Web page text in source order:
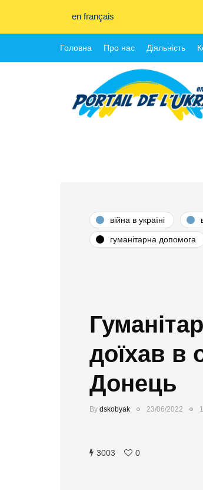
en français
Головна Про нас Діяльність
війна в україні
гуманітарна допомога
доїхав в
Донець
By dskobyak 23/06/2022
3003 0